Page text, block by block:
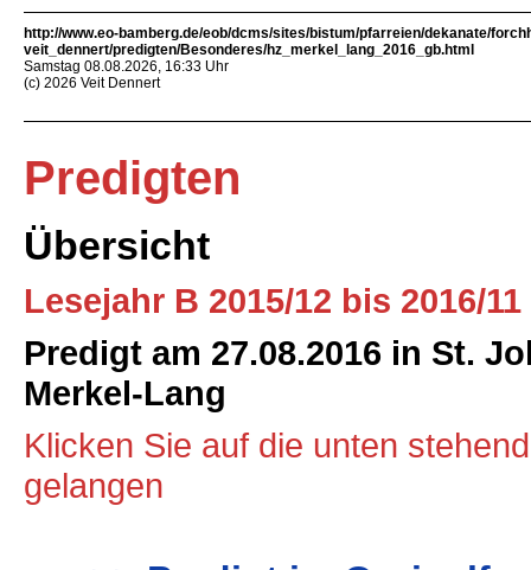
http://www.eo-bamberg.de/eob/dcms/sites/bistum/pfarreien/dekanate/
veit_dennert/predigten/Besonderes/hz_merkel_lang_2016_gb.html
Samstag 08.08.2026, 16:33 Uhr
(c) 2026 Veit Dennert
Predigten
Übersicht
Lesejahr B 2015/12 bis 2016/11
Predigt am 27.08.2016 in St.
Merkel-Lang
Klicken Sie auf die unten
gelangen